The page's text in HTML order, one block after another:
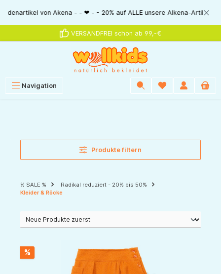
springen
von Akena - - ❤ - - 20% auf ALLE unsere Alkena-Artikel - - ❤ - -
VERSANDFREI schon ab 99,-€
Navigation
Produkte filtern
% SALE %
Radikal reduziert - 20% bis 50%
Kleider & Röcke
%